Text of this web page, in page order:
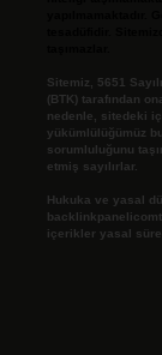
Sitemiz, 5651
(BTK) tarafından
nedenle, sitedeki
yükümlülüğümüz
sorumluluğunu
etmiş sayılırlar.
Hukuka ve yasal
içerikler yasal süre